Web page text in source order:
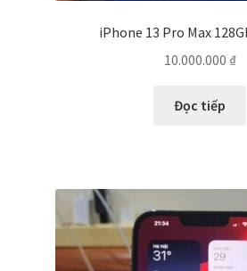
iPhone 13 Pro Max
10.000.000 ₫
Đọc tiếp